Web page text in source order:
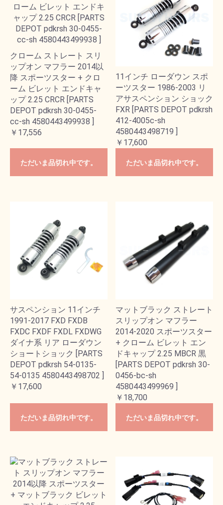
クローム ストレート スリ
ップオン マフラー 2014以
降 スポーツスター + クロ
ーム ビレット エンドキャ
ップ 2.25 CRCR [PARTS
DEPOT pdkrsh 30-0455-
cc-sh 4580443499938 ]
￥17,556
ただいま品切れ中です。
11インチ ローダウン スポ
ーツスター 1986-2003 リ
アサスペンション ショック
FXR [PARTS DEPOT pdkrsh
412-4005c-sh
4580443498719 ]
￥17,600
ただいま品切れ中です。
サスペンション 11インチ
1991-2017 FXD FXDB
FXDC FXDF FXDL FXDWG
ダイナ系 リア ローダウン
ショートショック [PARTS
DEPOT pdkrsh 54-0135-
54-0135 4580443498702 ]
￥17,600
ただいま品切れ中です。
マットブラック ストレート
スリップオン マフラー
2014-2020 スポーツスター
+ クローム ビレット エン
ドキャップ 2.25 MBCR 黒
[PARTS DEPOT pdkrsh 30-
0456-bc-sh
4580443499969 ]
￥18,700
ただいま品切れ中です。